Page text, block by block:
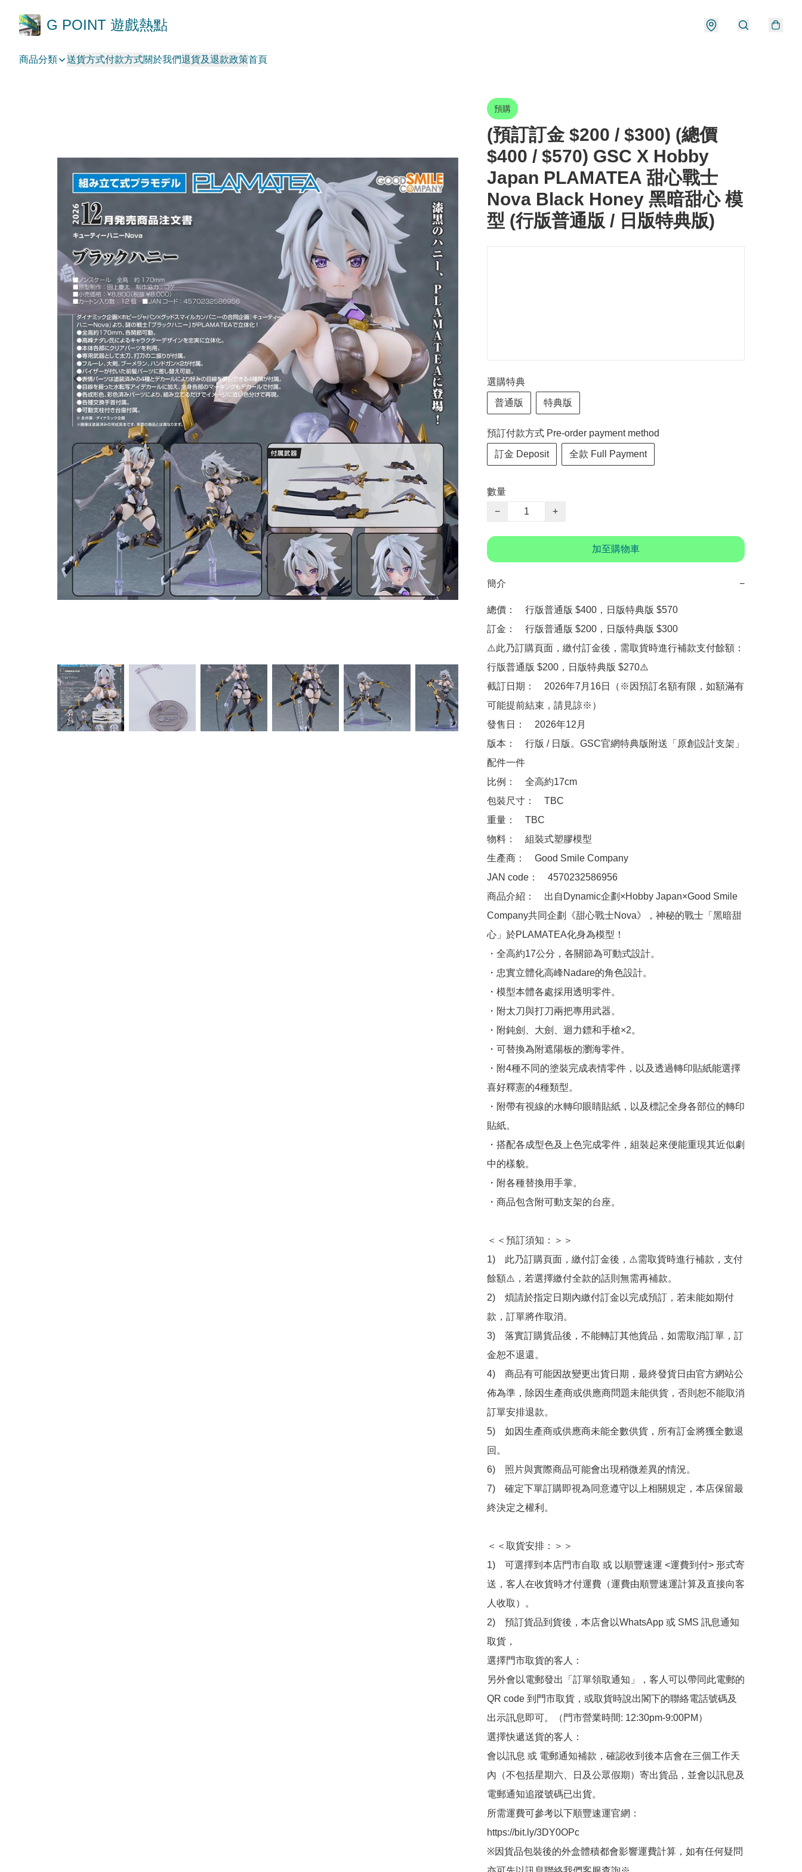
G POINT 遊戲熱點
商品分類 送貨方式付款方式關於我們退貨及退款政策首頁
預購
(預訂訂金 $200 / $300) (總價
$400 / $570) GSC X Hobby
Japan PLAMATEA 甜心戰士
Nova Black Honey 黑暗甜心 模
型 (行版普通版 / 日版特典版)
選購特典
普通版 特典版
預訂付款方式 Pre-order payment method
訂金 Deposit 全款 Full Payment
數量
−
+
加至購物車
簡介 −
總價：　行版普通版 $400，日版特典版 $570
訂金：　行版普通版 $200，日版特典版 $300
⚠️此乃訂購頁面，繳付訂金後，需取貨時進行補款支付餘額：
行版普通版 $200，日版特典版 $270⚠️
截訂日期：　2026年7月16日（※因預訂名額有限，如額滿有
可能提前結束，請見諒※）
發售日：　2026年12月
版本：　行版 / 日版。GSC官網特典版附送「原創設計支架」
配件一件
比例：　全高約17cm
包裝尺寸：　TBC
重量：　TBC
物料：　組裝式塑膠模型
生產商：　Good Smile Company
JAN code：　4570232586956
商品介紹：　出自Dynamic企劃×Hobby Japan×Good Smile
Company共同企劃《甜心戰士Nova》，神秘的戰士「黑暗甜
心」於PLAMATEA化身為模型！
・全高約17公分，各關節為可動式設計。
・忠實立體化高峰Nadare的角色設計。
・模型本體各處採用透明零件。
・附太刀與打刀兩把專用武器。
・附鈍劍、大劍、迴力鏢和手槍×2。
・可替換為附遮陽板的瀏海零件。
・附4種不同的塗裝完成表情零件，以及透過轉印貼紙能選擇
喜好釋憲的4種類型。
・附帶有視線的水轉印眼睛貼紙，以及標記全身各部位的轉印
貼紙。
・搭配各成型色及上色完成零件，組裝起來便能重現其近似劇
中的樣貌。
・附各種替換用手掌。
・商品包含附可動支架的台座。
＜＜預訂須知：＞＞
1)　此乃訂購頁面，繳付訂金後，⚠️需取貨時進行補款，支付
餘額⚠️，若選擇繳付全款的話則無需再補款。
2)　煩請於指定日期內繳付訂金以完成預訂，若未能如期付
款，訂單將作取消。
3)　落實訂購貨品後，不能轉訂其他貨品，如需取消訂單，訂
金恕不退還。
4)　商品有可能因故變更出貨日期，最終發貨日由官方網站公
佈為準，除因生產商或供應商問題未能供貨，否則恕不能取消
訂單安排退款。
5)　如因生產商或供應商未能全數供貨，所有訂金將獲全數退
回。
6)　照片與實際商品可能會出現稍微差異的情況。
7)　確定下單訂購即視為同意遵守以上相關規定，本店保留最
終決定之權利。
＜＜取貨安排：＞＞
1)　可選擇到本店門市自取 或 以順豐速運 <運費到付> 形式寄
送，客人在收貨時才付運費（運費由順豐速運計算及直接向客
人收取）。
2)　預訂貨品到貨後，本店會以WhatsApp 或 SMS 訊息通知
取貨，
選擇門市取貨的客人：
另外會以電郵發出「訂單領取通知」，客人可以帶同此電郵的
QR code 到門市取貨，或取貨時說出閣下的聯絡電話號碼及
出示訊息即可。（門市營業時間: 12:30pm-9:00PM）
選擇快遞送貨的客人：
會以訊息 或 電郵通知補款，確認收到後本店會在三個工作天
內（不包括星期六、日及公眾假期）寄出貨品，並會以訊息及
電郵通知追蹤號碼已出貨。
所需運費可參考以下順豐速運官網：
https://bit.ly/3DY0OPc
※因貨品包裝後的外盒體積都會影響運費計算，如有任何疑問